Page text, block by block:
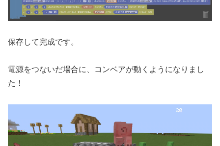
保存して完成です。
電源をつないだ場合に、コンベアが動くようになりまし
た！